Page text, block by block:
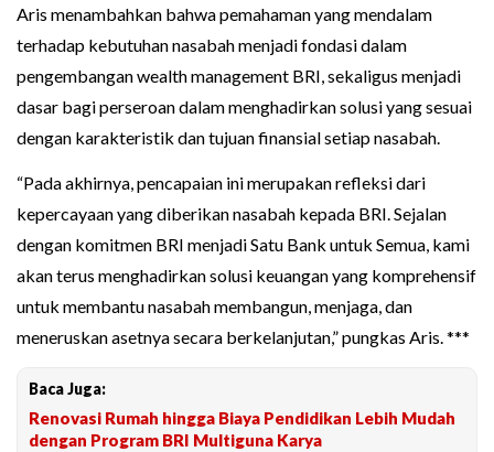
Aris menambahkan bahwa pemahaman yang mendalam
terhadap kebutuhan nasabah menjadi fondasi dalam
pengembangan wealth management BRI, sekaligus menjadi
dasar bagi perseroan dalam menghadirkan solusi yang sesuai
dengan karakteristik dan tujuan finansial setiap nasabah.
“Pada akhirnya, pencapaian ini merupakan refleksi dari
kepercayaan yang diberikan nasabah kepada BRI. Sejalan
dengan komitmen BRI menjadi Satu Bank untuk Semua, kami
akan terus menghadirkan solusi keuangan yang komprehensif
untuk membantu nasabah membangun, menjaga, dan
meneruskan asetnya secara berkelanjutan,” pungkas Aris. ***
Baca Juga:
Renovasi Rumah hingga Biaya Pendidikan Lebih Mudah
dengan Program BRI Multiguna Karya